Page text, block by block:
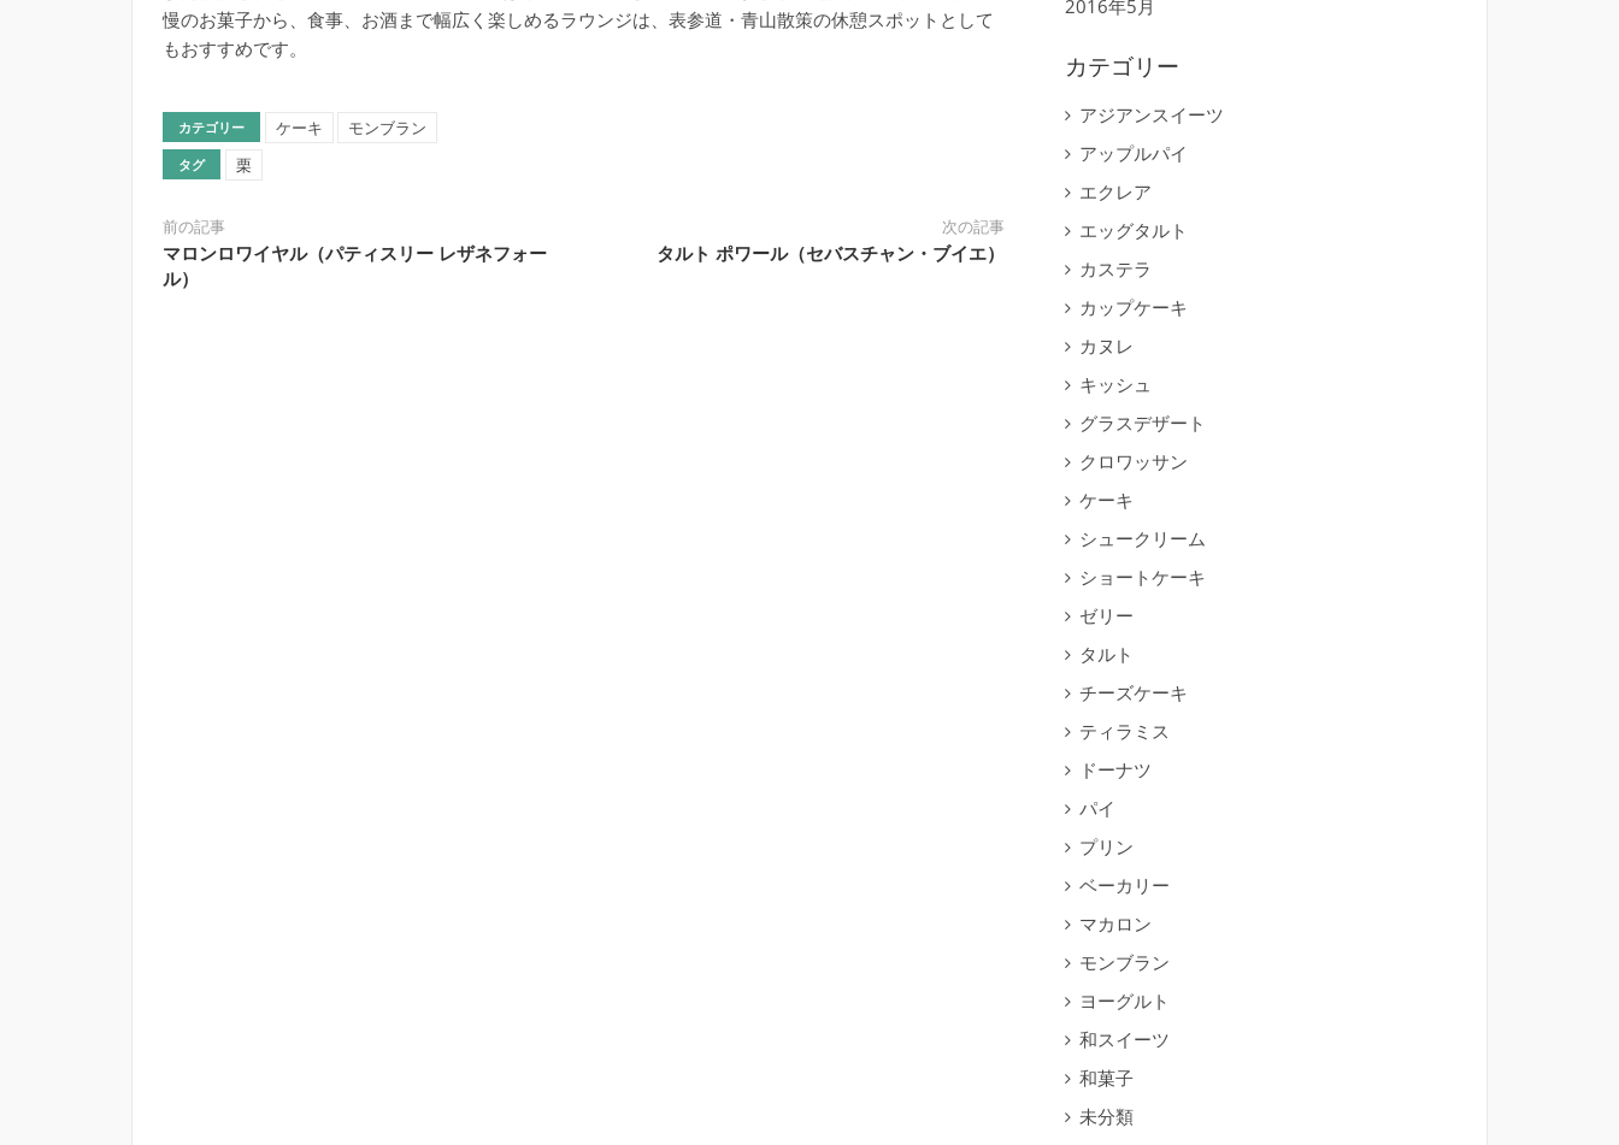
慢のお菓子から、食事、お酒まで幅広く楽しめるラウンジは、表参道・青山散策の休憩スポットとして
もおすすめです。
カテゴリー ケーキ モンブラン
タグ 栗
前の記事
マロンロワイヤル（パティスリー レザネフォー
ル）
次の記事
タルト ポワール（セバスチャン・ブイエ）
2016年5月
カテゴリー
アジアンスイーツ
アップルパイ
エクレア
エッグタルト
カステラ
カップケーキ
カヌレ
キッシュ
グラスデザート
クロワッサン
ケーキ
シュークリーム
ショートケーキ
ゼリー
タルト
チーズケーキ
ティラミス
ドーナツ
パイ
プリン
ベーカリー
マカロン
モンブラン
ヨーグルト
和スイーツ
和菓子
未分類